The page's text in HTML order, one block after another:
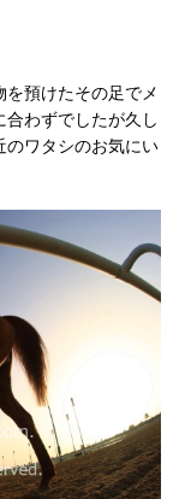
預けたその足でメ
わずでしたが久し
のワタシのお気にい